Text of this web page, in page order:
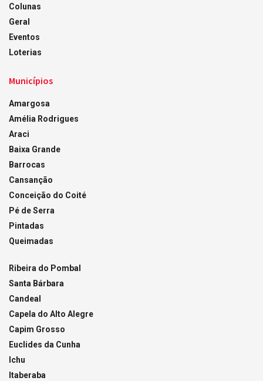
Colunas
Geral
Eventos
Loterias
Municípios
Amargosa
Amélia Rodrigues
Araci
Baixa Grande
Barrocas
Cansanção
Conceição do Coité
Pé de Serra
Pintadas
Queimadas
Ribeira do Pombal
Santa Bárbara
Candeal
Capela do Alto Alegre
Capim Grosso
Euclides da Cunha
Ichu
Itaberaba